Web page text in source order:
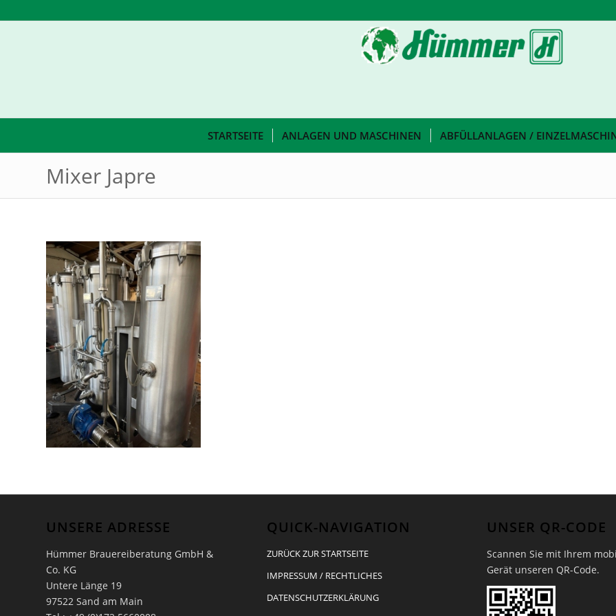
STARTSEITE ANLAGEN UND MASCHINEN ABFÜLLANLAGEN /
Mixer Japre
UNSERE ADRESSE
Hümmer Brauereiberatung GmbH &
Co. KG
Untere Länge 19
97522 Sand am Main
QUICK-NAVIGATION
ZURÜCK ZUR STARTSEITE
IMPRESSUM / RECHTLICHES
DATENSCHUTZERKLÄRUNG
UNSER QR-CODE
Scannen Sie mit Ihrem
Gerät unseren QR-Code.